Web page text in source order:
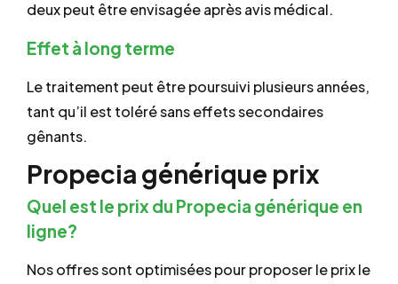
deux peut être envisagée après avis médical.
Effet à long terme
Le traitement peut être poursuivi plusieurs années,
tant qu’il est toléré sans effets secondaires
gênants.
Propecia générique prix
Quel est le prix du Propecia générique en
ligne?
Nos offres sont optimisées pour proposer le prix le